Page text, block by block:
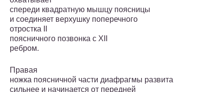
спереди квадратную мышцу поясни­цы
и соединяет верхушку поперечного
отростка II
поясничного позвонка с XII
ребром.
Правая
ножка поясничной части диафрагмы развита
сильнее и начинается от передней